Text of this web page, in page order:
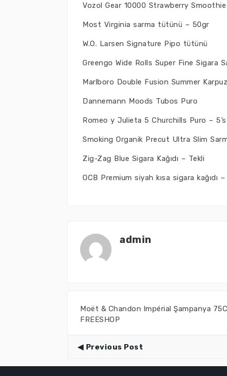
Vozol Gear 10000 Strawberry
Most Virginia sarma tütünü – 50gr
W.O. Larsen Signature Pipo tütünü
Greengo Wide Rolls Super Fine Sigara
Marlboro Double Fusion Summer
Dannemann Moods Tubos Puro
Romeo y Julieta 5 Churchills Puro –
Smoking Organik Precut Ultra Slim
Zig-Zag Blue Sigara Kağıdı – Tekli
OCB Premium siyah kısa sigara kağıdı
admin
Moët & Chandon Impérial Şampanya
FREESHOP
Previous Post